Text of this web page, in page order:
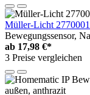
Müller-Licht
Bewegungssensor,
ab 17,98 €*
3 Preise vergleichen